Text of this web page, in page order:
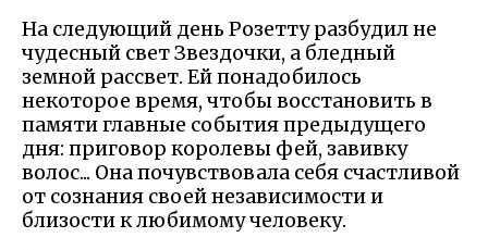
На следующий день Розетту разбудил не
чудесный свет Звездочки, а бледный
земной рассвет. Ей понадобилось
некоторое время, чтобы восстановить в
памяти главные события предыдущего
дня: приговор королевы фей, завивку
волос... Она почувствовала себя счастливой
от сознания своей независимости и
близости к любимому человеку.